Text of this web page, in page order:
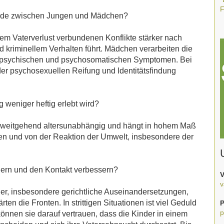
zwischen Jungen und Mädchen?
Vaterverlust verbundenen Konflikte stärker nach
Verhalten führt. Mädchen verarbeiten die
und psychosomatischen Symptomen. Bei
psychosexuellen Reifung und Identitätsfindung
weniger heftig erlebt wird?
altersunabhängig und hängt in hohem Maß
und von der Reaktion der Umwelt, insbesondere der
und den Kontakt verbessern?
insbesondere gerichtliche Auseinandersetzungen,
die Fronten. In strittigen Situationen ist viel Geduld
sie darauf vertrauen, dass die Kinder in einem